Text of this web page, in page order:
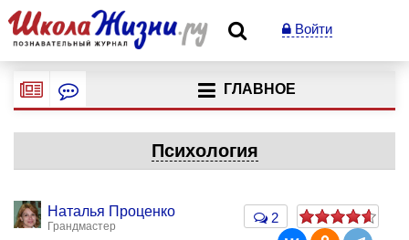
Войти
ГЛАВНОЕ
Психология
Наталья Проценко
Грандмастер
2